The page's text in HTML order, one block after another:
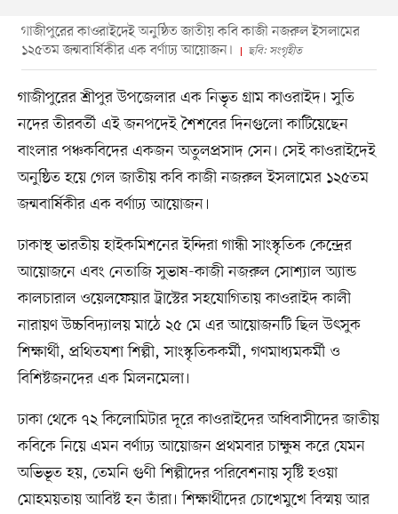
গাজীপুরের কাওরাইদেই অনুষ্ঠিত জাতীয় কবি কাজী নজরুল ইসলামের
১২৫তম জন্মবার্ষিকীর এক বর্ণাঢ্য আয়োজন।
ছবি: সংগৃহীত
গাজীপুরের শ্রীপুর উপজেলার এক নিভৃত গ্রাম কাওরাইদ। সুতি
নদের তীরবর্তী এই জনপদেই শৈশবের দিনগুলো কাটিয়েছেন
বাংলার পঞ্চকবিদের একজন অতুলপ্রসাদ সেন। সেই কাওরাইদেই
অনুষ্ঠিত হয়ে গেল জাতীয় কবি কাজী নজরুল ইসলামের ১২৫তম
জন্মবার্ষিকীর এক বর্ণাঢ্য আয়োজন।
ঢাকাস্থ ভারতীয় হাইকমিশনের ইন্দিরা গান্ধী সাংস্কৃতিক কেন্দ্রের
আয়োজনে এবং নেতাজি সুভাষ-কাজী নজরুল সোশ্যাল অ্যান্ড
কালচারাল ওয়েলফেয়ার ট্রাস্টের সহযোগিতায় কাওরাইদ কালী
নারায়ণ উচ্চবিদ্যালয় মাঠে ২৫ মে এর আয়োজনটি ছিল উৎসুক
শিক্ষার্থী, প্রথিতযশা শিল্পী, সাংস্কৃতিককর্মী, গণমাধ্যমকর্মী ও
বিশিষ্টজনদের এক মিলনমেলা।
ঢাকা থেকে ৭২ কিলোমিটার দূরে কাওরাইদের অধিবাসীদের জাতীয়
কবিকে নিয়ে এমন বর্ণাঢ্য আয়োজন প্রথমবার চাক্ষুষ করে যেমন
অভিভূত হয়, তেমনি গুণী শিল্পীদের পরিবেশনায় সৃষ্টি হওয়া
মোহময়তায় আবিষ্ট হন তাঁরা। শিক্ষার্থীদের চোখেমুখে বিস্ময় আর